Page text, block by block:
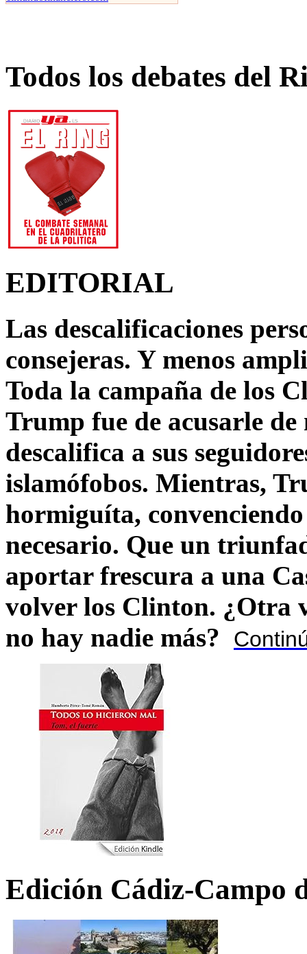
Todos los debates del
EDITORIAL
Las descalificaciones
consejeras. Y menos
Toda la campaña de los
Trump fue de acusarle
descalifica a sus
islamófobos. Mientras,
hormiguíta,
necesario. Que un
aportar frescura a una
volver los Clinton. ¿Otra
no hay nadie más?
Edición Cádiz-Campo